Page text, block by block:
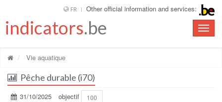
FR Other official information and services:
Toggle
indicators.be
Vie aquatique
Pêche durable (i70)
31/10/2025 objectif 100